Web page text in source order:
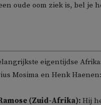
oude oom ziek is, bel je
eigentijdse
Mosima en Henk Haenen:
(Zuid-Afrika): Hij